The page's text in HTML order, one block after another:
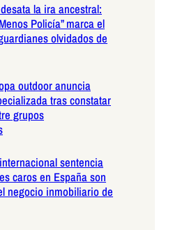
la ira ancestral:
Policía” marca el
olvidados de
outdoor anuncia
tras constatar
grupos
sentencia
caros en España son
negocio inmobiliario de